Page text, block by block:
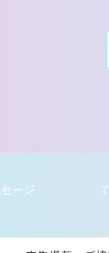
ージ